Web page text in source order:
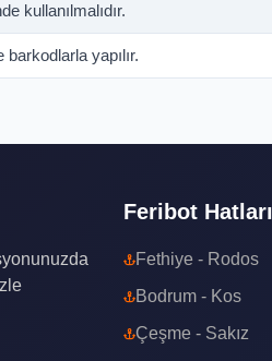
kullanılmalıdır.
yapılır.
Feribot Hatları
Fethiye - Rodos
Bodrum - Kos
Çeşme - Sakız